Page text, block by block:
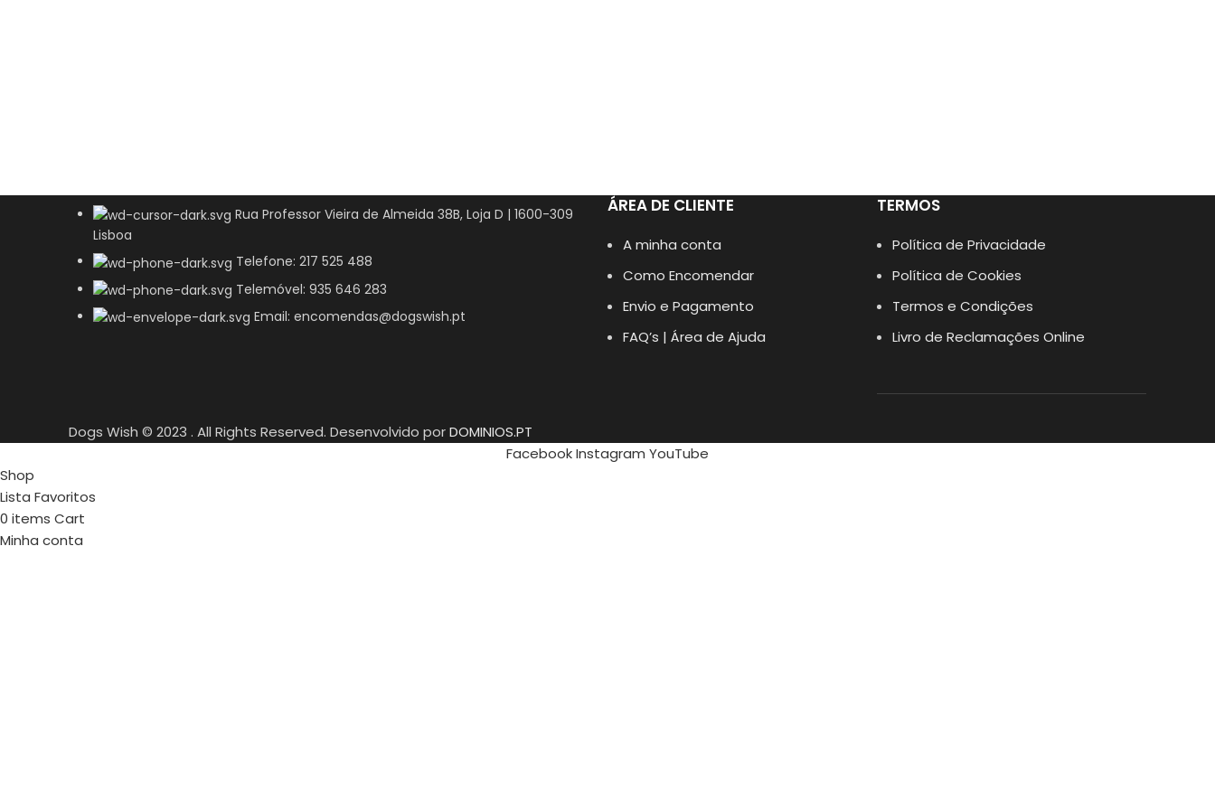
Rua Professor Vieira de Almeida 38B, Loja D | 1600-309
Lisboa
Telefone: 217 525 488
Telemóvel: 935 646 283
Email: encomendas@dogswish.pt
ÁREA DE CLIENTE
A minha conta
Como Encomendar
Envio e Pagamento
FAQ’s | Área de Ajuda
TERMOS
Política de Privacidade
Política de Cookies
Termos e Condições
Livro de Reclamações Online
Dogs Wish © 2023 . All Rights Reserved. Desenvolvido porDOMINIOS.PT
FacebookInstagram YouTube
Shop
Lista Favoritos
0 items Cart
Minha conta